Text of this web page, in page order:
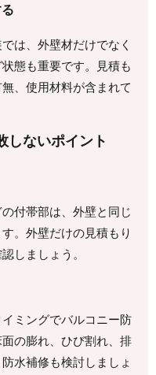
は、外壁材だけでなく
態も重要です。見積も
、使用材料が含まれて
しないポイント
付帯部は、外壁と同じ
。外壁だけの見積もり
しましょう。
ミングでバルコニー防
の膨れ、ひび割れ、排
水補修も検討しましょ